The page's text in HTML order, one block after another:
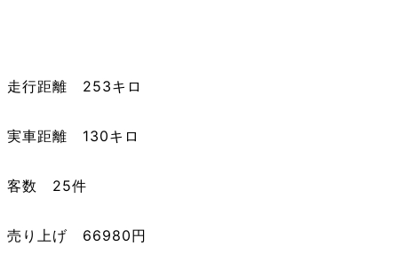
走行距離 253キロ
実車距離 130キロ
客数 25件
売り上げ 66980円